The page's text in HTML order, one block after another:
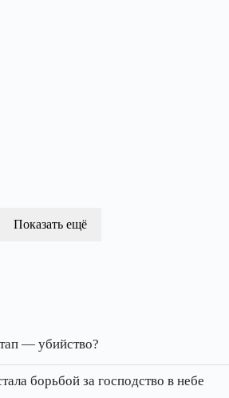
Показать ещё
— убийство?
борьбой за господство в небе